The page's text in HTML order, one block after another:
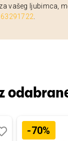
vašeg ljubimca,
-70%